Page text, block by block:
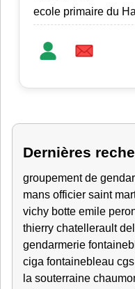
ecole primaire du
Dernières
groupement de
mans officier saint
vichy botte emile
thierry chatellerault
gendarmerie
ciga fontainebleau cgs
la souterraine